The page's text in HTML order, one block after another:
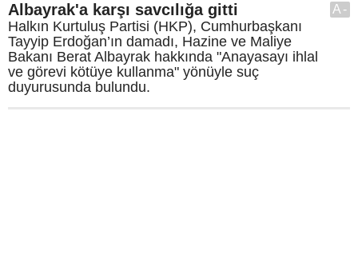
Albayrak'a karşı savcılığa gitti
Halkın Kurtuluş Partisi (HKP), Cumhurbaşkanı
Tayyip Erdoğan’ın damadı, Hazine ve Maliye
Bakanı Berat Albayrak hakkında "Anayasayı ihlal
ve görevi kötüye kullanma" yönüyle suç
duyurusunda bulundu.
A-